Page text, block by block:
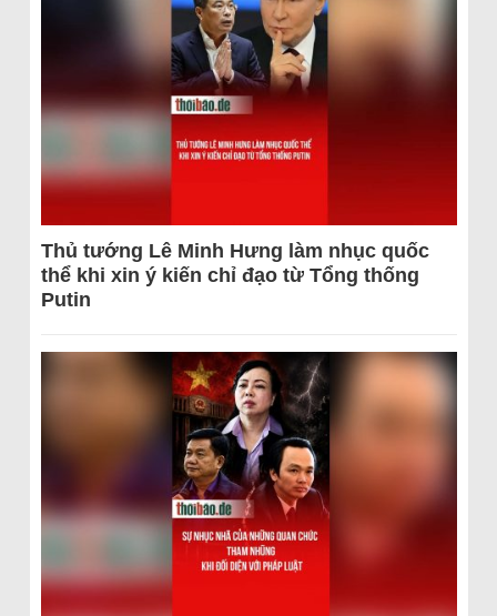
Thủ tướng Lê Minh Hưng làm nhục quốc
thể khi xin ý kiến chỉ đạo từ Tổng thống
Putin